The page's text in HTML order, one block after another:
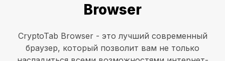
Browser
CryptoTab Browser - это лучший современный
браузер, который позволит вам не только